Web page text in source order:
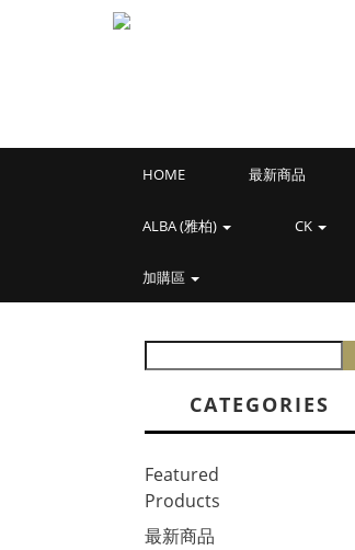
HOME 最新商品
ALBA (雅柏) CK
加購區
CATEGORIES
Featured
Products
最新商品